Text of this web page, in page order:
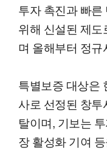
투자 촉진과 빠
위해 신설된 제
며 올해부터 정
특별보증 대상은
사로 선정된 창투
탈이며, 기보는
장 활성화 기여